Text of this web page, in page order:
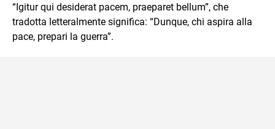
“Igitur qui desiderat pacem, praeparet bellum”, che
tradotta letteralmente significa: “Dunque, chi aspira alla
pace, prepari la guerra”.